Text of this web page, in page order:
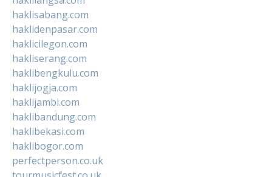
haklisabang.com
haklidenpasar.com
haklicilegon.com
hakliserang.com
haklibengkulu.com
haklijogja.com
haklijambi.com
haklibandung.com
haklibekasi.com
haklibogor.com
perfectperson.co.uk